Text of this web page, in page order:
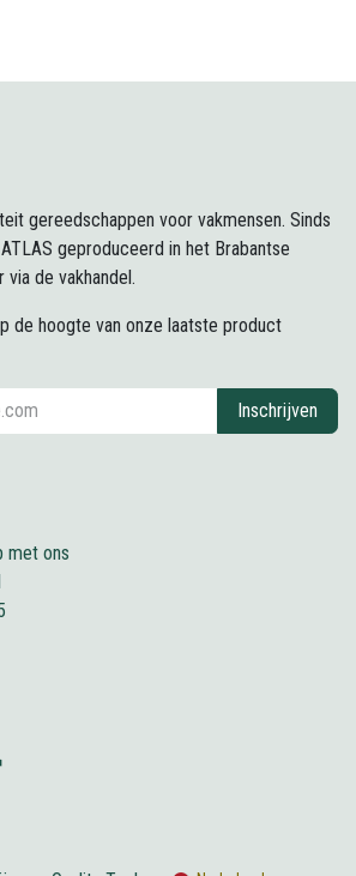
gereedschappen voor vakmensen. Sinds
geproduceerd in het Brabantse
de vakhandel.
de hoogte van onze laatste product
Inschrijven
met ons